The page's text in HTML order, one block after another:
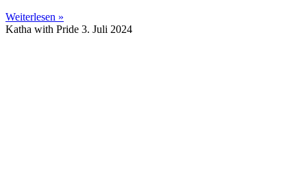
Weiterlesen »
Katha with Pride 3. Juli 2024